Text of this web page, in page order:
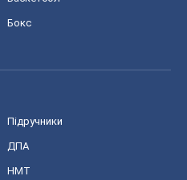
Бокс
Підручники
ДПА
НМТ